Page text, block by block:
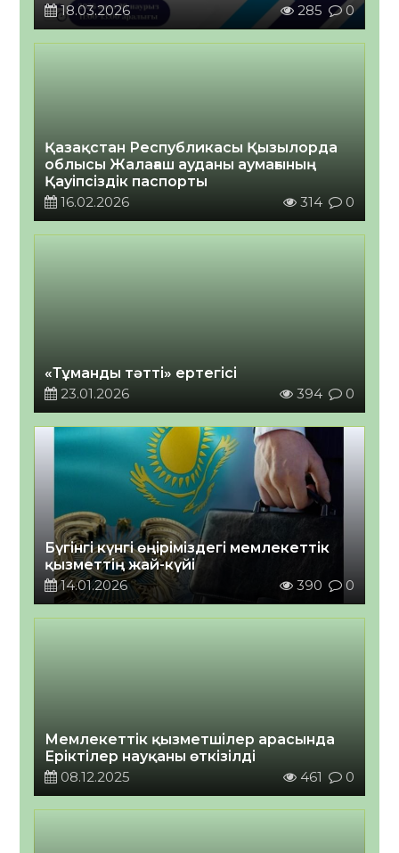
18.03.2026
285 0
Қазақстан Республикасы Қызылорда
облысы Жалағаш ауданы аумағының
Қауіпсіздік паспорты
16.02.2026
314 0
«Тұманды тәтті» ертегісі
23.01.2026
394 0
Бүгінгі күнгі өңіріміздегі мемлекеттік
қызметтің жай-күйі
14.01.2026
390 0
Мемлекеттік қызметшілер арасында
Еріктілер науқаны өткізілді
08.12.2025
461 0